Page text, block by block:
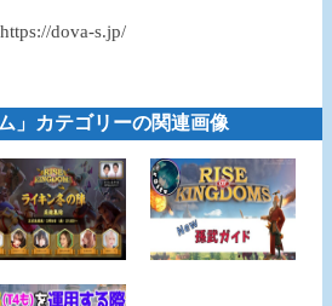
dova-s.jp/
」カテゴリーの関連画像